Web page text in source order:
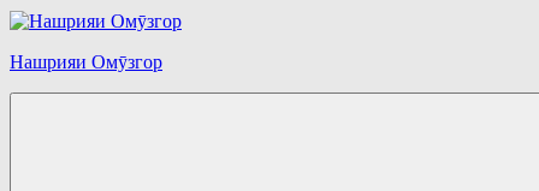
Перейти
содержимому
Нашрияи Омӯзгор